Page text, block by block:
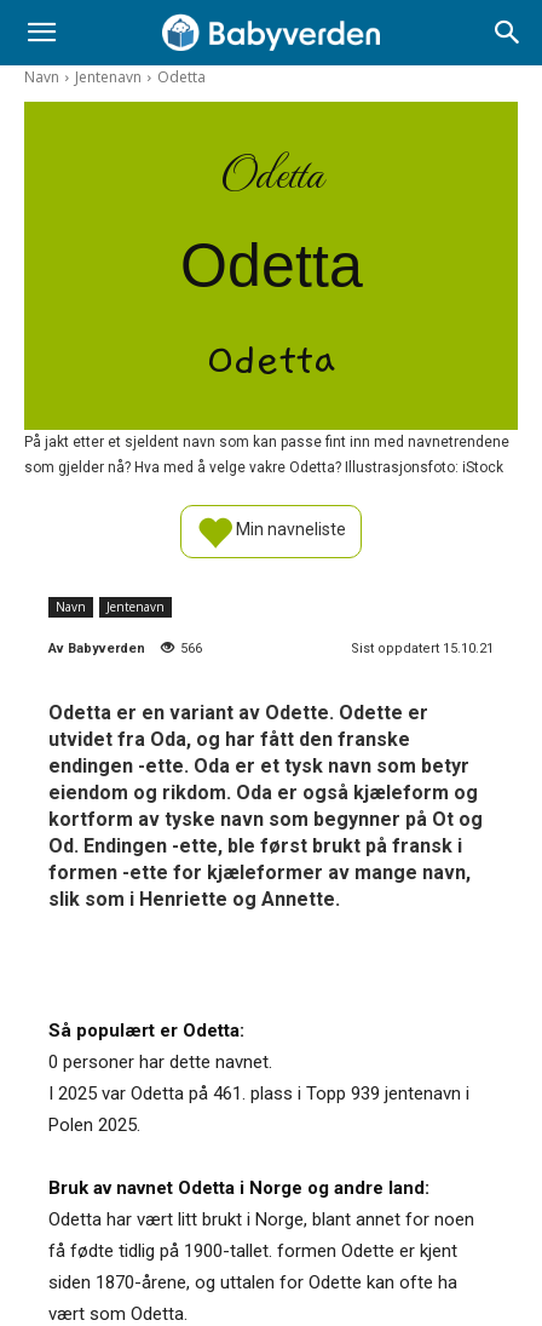
Navn Jentenavn Odetta
Odetta
Odetta
Odetta
På jakt etter et sjeldent navn som kan passe fint inn med navnetrendene
som gjelder nå? Hva med å velge vakre Odetta? Illustrasjonsfoto: iStock
Min navneliste
Navn Jentenavn
Av Babyverden 566 Sist oppdatert 15.10.21
Odetta er en variant av Odette. Odette er
utvidet fra Oda, og har fått den franske
endingen -ette. Oda er et tysk navn som betyr
eiendom og rikdom. Oda er også kjæleform og
kortform av tyske navn som begynner på Ot og
Od. Endingen -ette, ble først brukt på fransk i
formen -ette for kjæleformer av mange navn,
slik som i Henriette og Annette.
Så populært er Odetta:
0 personer har dette navnet.
I 2025 var Odetta på 461. plass i Topp 939 jentenavn i
Polen 2025.
Bruk av navnet Odetta i Norge og andre land:
Odetta har vært litt brukt i Norge, blant annet for noen
få fødte tidlig på 1900-tallet. formen Odette er kjent
siden 1870-årene, og uttalen for Odette kan ofte ha
vært som Odetta.